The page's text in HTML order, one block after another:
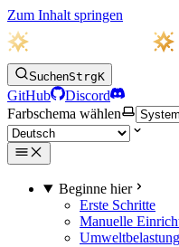
Zum Inhalt springen
SuchenStrgK
GitHub
Discord
Farbschema wählen
Beginne hier
Erste Schritte
Manuelle
Umweltbelastung